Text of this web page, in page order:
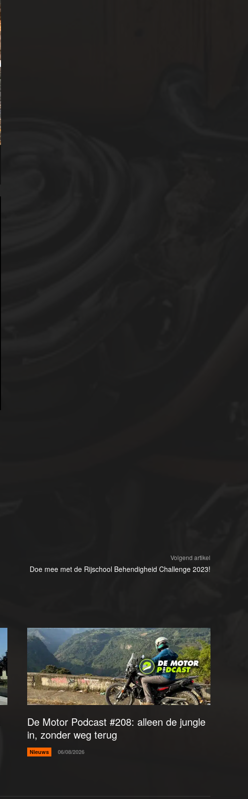
Volgend artikel
Doe mee met de Rijschool Behendigheid Challenge 2023!
De Motor Podcast #208: alleen de jungle
in, zonder weg terug
Nieuws 06/08/2026